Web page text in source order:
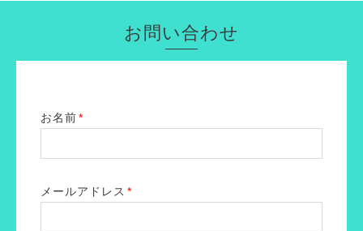
お問い合わせ
お名前*
メールアドレス *